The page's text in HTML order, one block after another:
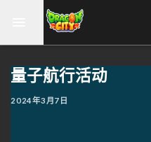
量子航行活动
2024年3月7日